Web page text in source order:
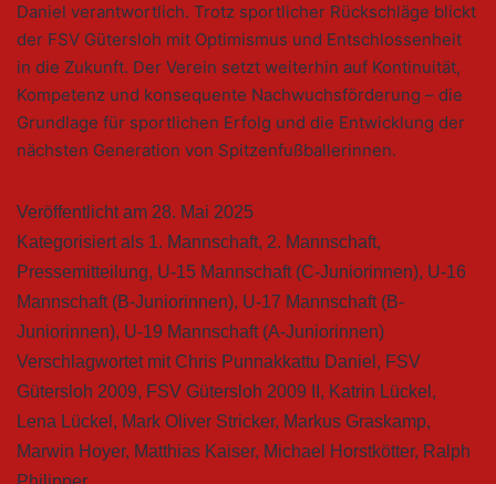
Daniel verantwortlich. Trotz sportlicher Rückschläge blickt
der FSV Gütersloh mit Optimismus und Entschlossenheit
in die Zukunft. Der Verein setzt weiterhin auf Kontinuität,
Kompetenz und konsequente Nachwuchsförderung – die
Grundlage für sportlichen Erfolg und die Entwicklung der
nächsten Generation von Spitzenfußballerinnen.
Veröffentlicht am 28. Mai 2025
Kategorisiert als 1. Mannschaft, 2. Mannschaft,
Pressemitteilung, U-15 Mannschaft (C-Juniorinnen), U-16
Mannschaft (B-Juniorinnen), U-17 Mannschaft (B-
Juniorinnen), U-19 Mannschaft (A-Juniorinnen)
Verschlagwortet mit Chris Punnakkattu Daniel , FSV
Gütersloh 2009, FSV Gütersloh 2009 II , Katrin Lückel ,
Lena Lückel , Mark Oliver Stricker, Markus Graskamp,
Marwin Hoyer, Matthias Kaiser, Michael Horstkötter, Ralph